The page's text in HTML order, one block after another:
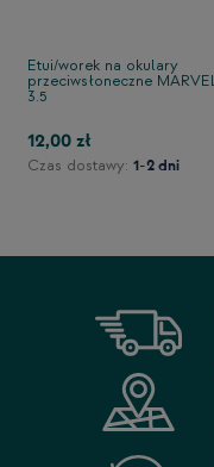
Etui/worek na okulary
przeciwsłoneczne
3.5
12,00 zł
Czas dostawy: 1-2 dni